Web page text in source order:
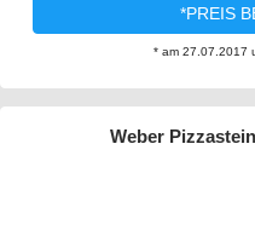
*PREIS
* am 27.07.2017
Weber